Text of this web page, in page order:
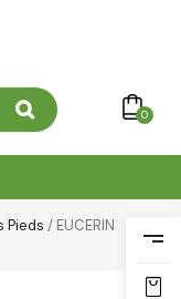
0
Pieds / EUCERIN